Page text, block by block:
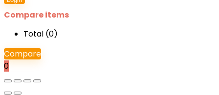
Compare items
Total (0)
Compare
0